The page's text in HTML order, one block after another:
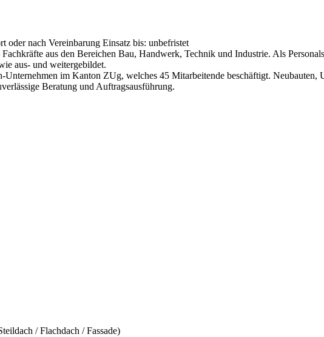
oder nach Vereinbarung Einsatz bis: unbefristet
aus den Bereichen Bau, Handwerk, Technik und Industrie. Als
aus- und weitergebildet.
Unternehmen im Kanton ZUg, welches 45 Mitarbeitende beschäftigt.
Beratung und Auftragsausführung.
/ Flachdach / Fassade)